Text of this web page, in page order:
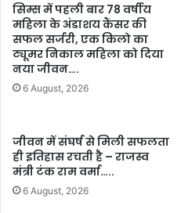
सिम्स में पहली बार 78 वर्षीय
महिला के अंडाशय कैंसर की
सफल सर्जरी, एक किलो का
ट्यूमर निकाल महिला को दिया
नया जीवन….
6 August, 2026
जीवन में संघर्ष से मिली सफलता
ही इतिहास रचती है – राजस्व
मंत्री टंक राम वर्मा…..
6 August, 2026